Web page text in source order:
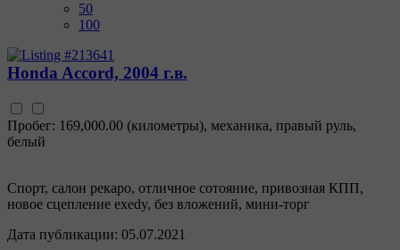
50
100
Honda Accord, 2004 г.в.
Пробег: 169,000.00 (километры), механика, правый руль,
белый
Спорт, салон рекаро, отличное сотояние, привозная КПП,
новое сцепление exedy, без вложений, мини-торг
Дата публикации: 05.07.2021